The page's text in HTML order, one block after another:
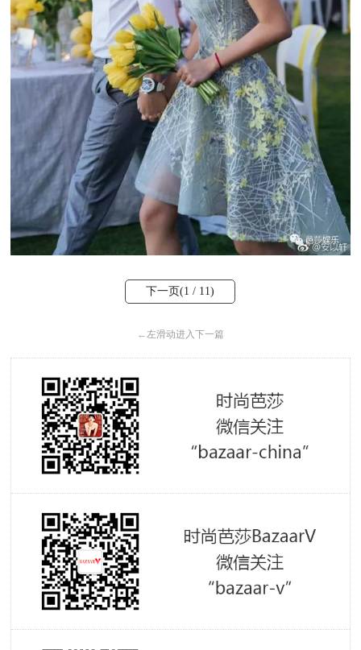
下一页(1 / 11)
←左滑动进入下一篇